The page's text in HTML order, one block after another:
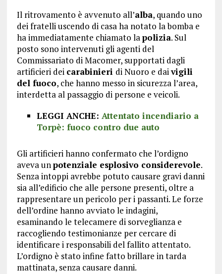
Il ritrovamento è avvenuto all’alba, quando uno
dei fratelli uscendo di casa ha notato la bomba e
ha immediatamente chiamato lapolizia. Sul
posto sono intervenuti gli agenti del
Commissariato di Macomer, supportati dagli
artificieri dei carabinieri di Nuoro e daivigili
del fuoco, che hanno messo in sicurezza l’area,
interdetta al passaggio di persone e veicoli.
LEGGI ANCHE: Attentato incendiario a
Torpè: fuoco contro due auto
Gli artificieri hanno confermato che l’ordigno
aveva unpotenziale esplosivo considerevole.
Senza intoppi avrebbe potuto causare gravi danni
sia all’edificio che alle persone presenti, oltre a
rappresentare un pericolo per i passanti. Le forze
dell’ordine hanno avviato le indagini,
esaminando le telecamere di sorveglianza e
raccogliendo testimonianze per cercare di
identificare i responsabili del fallito attentato.
L’ordigno è stato infine fatto brillare in tarda
mattinata, senza causare danni.